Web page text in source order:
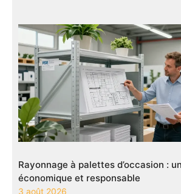
Rayonnage à palettes d’occasion :
économique et responsable
3 août 2026